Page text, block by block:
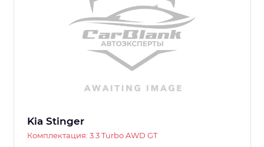
Kia Stinger
Комплектация: 3.3 Turbo AWD GT